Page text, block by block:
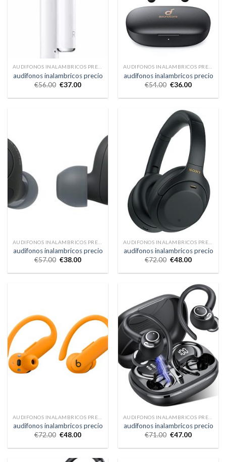
audifonos inalambricos precio
€56.00 €37.00
audifonos inalambricos precio
€54.00 €36.00
audifonos inalambricos precio
€57.00 €38.00
audifonos inalambricos precio
€72.00 €48.00
audifonos inalambricos precio
€72.00 €48.00
audifonos inalambricos precio
€71.00 €47.00